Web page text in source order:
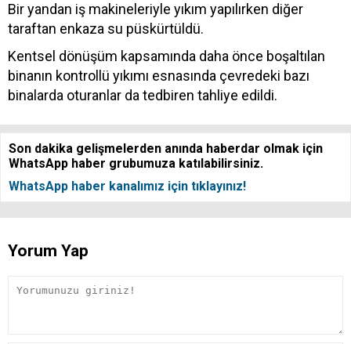
Bir yandan iş makineleriyle yıkım yapılırken diğer
taraftan enkaza su püskürtüldü.
Kentsel dönüşüm kapsamında daha önce boşaltılan
binanın kontrollü yıkımı esnasında çevredeki bazı
binalarda oturanlar da tedbiren tahliye edildi.
Son dakika gelişmelerden anında haberdar olmak için
WhatsApp haber grubumuza katılabilirsiniz.
WhatsApp haber kanalımız için tıklayınız!
Yorum Yap